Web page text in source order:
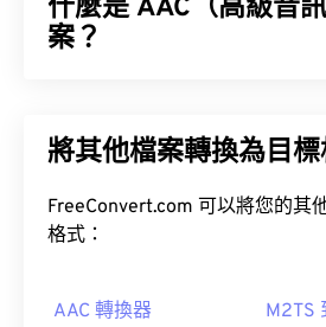
什麼是 AAC（高級音
案？
電視、數位廣播和網路串流媒體
將其他檔案轉換為目
FreeConvert.com 可以將您的其他檔
格式：
AAC 轉換器 M2TS